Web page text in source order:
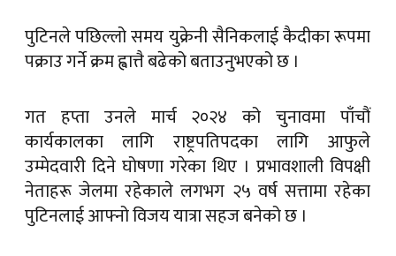
पुटिनले पछिल्लो समय युक्रेनी सैनिकलाई कैदीका रूपमा
पक्राउ गर्ने क्रम ह्वात्तै बढेको बताउनुभएको छ ।
गत हप्ता उनले मार्च २०२४ को चुनावमा पाँचौं
कार्यकालका लागि राष्ट्रपतिपदका लागि आफुले
उम्मेदवारी दिने घोषणा गरेका थिए । प्रभावशाली विपक्षी
नेताहरू जेलमा रहेकाले लगभग २५ वर्ष सत्तामा रहेका
पुटिनलाई आफ्नो विजय यात्रा सहज बनेको छ ।